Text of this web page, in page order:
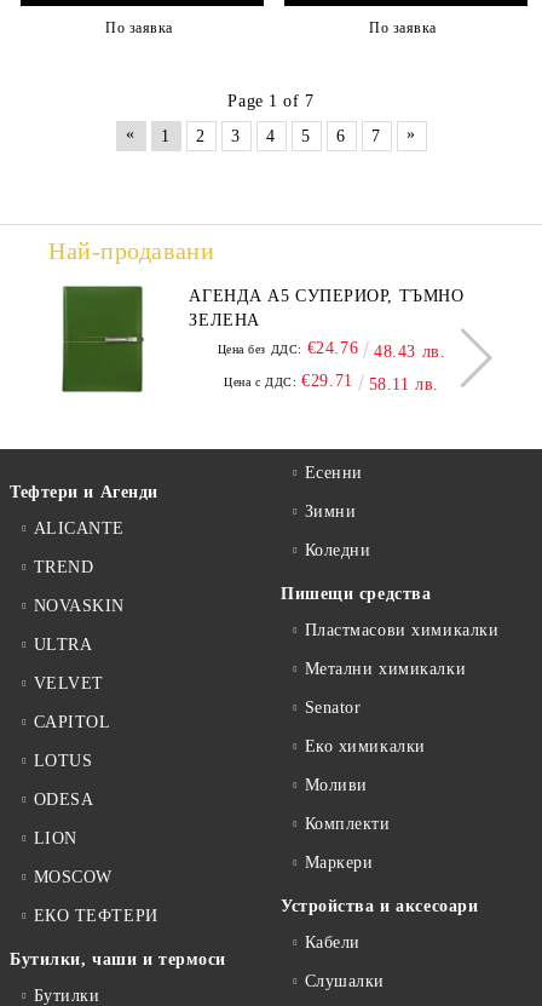
По заявка По заявка
Page 1 of 7
«
1 2 3 4 5 6 7 »
Най-продавани
АГЕНДА А5 СУПЕРИОР, ТЪМНО
ЗЕЛЕНА
Цена без ДДС: €24.76 48.43 лв.
Цена с ДДС: €29.71 58.11 лв.
Тефтери и Агенди
ALICANTE
TREND
NOVASKIN
ULTRA
VELVET
CAPITOL
LOTUS
ODESA
LION
MOSCOW
ЕКО ТЕФТЕРИ
Бутилки, чаши и термоси
Бутилки
Есенни
Зимни
Коледни
Пишещи средства
Пластмасови химикалки
Метални химикалки
Senator
Еко химикалки
Моливи
Комплекти
Маркери
Устройства и аксесоари
Кабели
Слушалки